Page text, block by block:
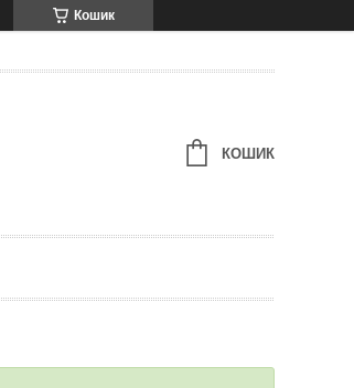
Кошик
КОШИК